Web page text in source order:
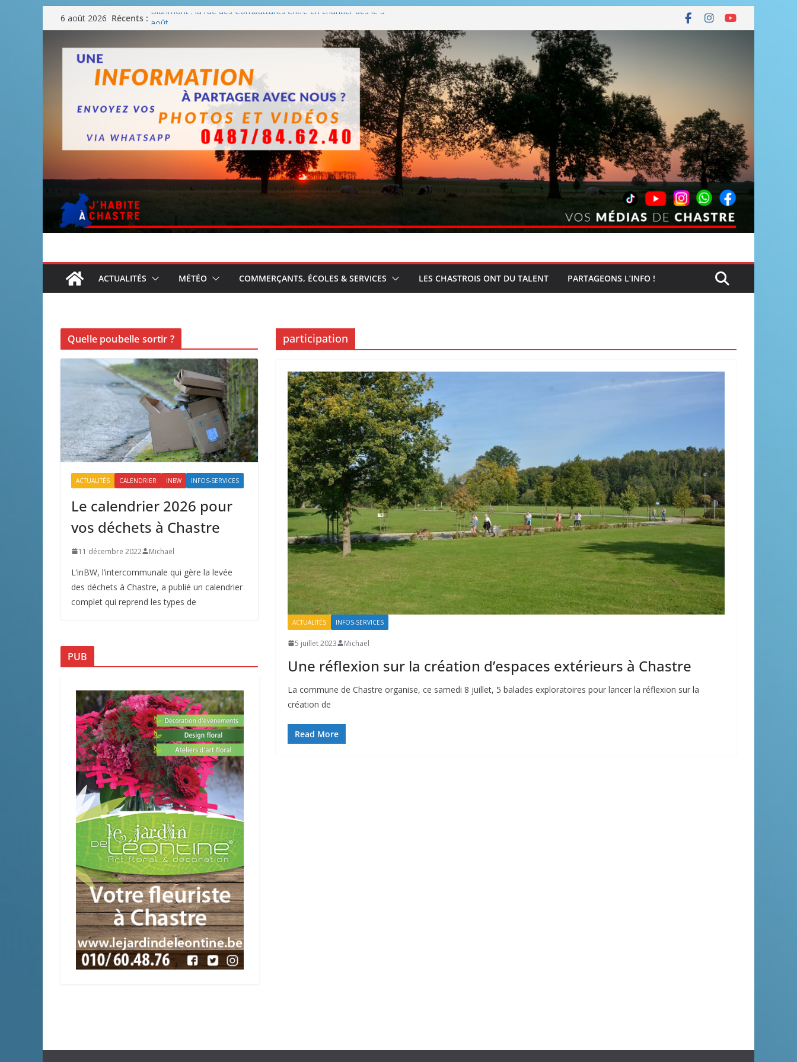
Passer
au
contenu
6 août 2026 Récents : Blanmont : la rue des Combattants entre en chantier dès le 3
août
Une fête nationale sans drache
ACTUALITÉS MÉTÉO COMMERÇANTS, ÉCOLES & SERVICES LES CHASTROIS ONT DU TALENT PARTAGEONS L’INFO !
participation
ACTUALITÉS INFOS-SERVICES
5 juillet 2023 Michaël
Une réflexion sur la création d’espaces extérieurs à Chastre
La commune de Chastre organise, ce samedi 8 juillet, 5 balades exploratoires pour lancer la réflexion sur la
création de
Read More
Quelle poubelle sortir ?
ACTUALITÉS CALENDRIER INBW INFOS-SERVICES
Le calendrier 2026 pour
vos déchets à Chastre
11 décembre 2022 Michaël
L’inBW, l’intercommunale qui gère la levée
des déchets à Chastre, a publié un calendrier
complet qui reprend les types de
PUB